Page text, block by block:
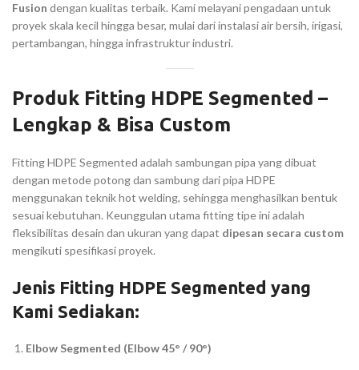
Fusion dengan kualitas terbaik. Kami melayani pengadaan untuk
proyek skala kecil hingga besar, mulai dari instalasi air bersih, irigasi,
pertambangan, hingga infrastruktur industri.
Produk Fitting HDPE Segmented –
Lengkap & Bisa Custom
Fitting HDPE Segmented adalah sambungan pipa yang dibuat
dengan metode potong dan sambung dari pipa HDPE
menggunakan teknik hot welding, sehingga menghasilkan bentuk
sesuai kebutuhan. Keunggulan utama fitting tipe ini adalah
fleksibilitas desain dan ukuran yang dapat dipesan secara custom
mengikuti spesifikasi proyek.
Jenis Fitting HDPE Segmented yang
Kami Sediakan:
Elbow Segmented (Elbow 45° / 90°)